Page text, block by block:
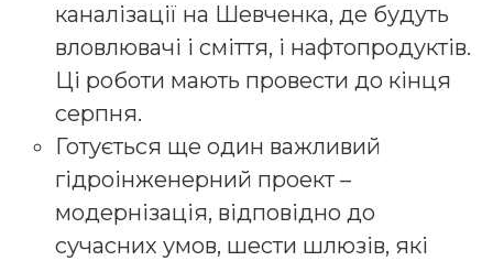
каналізації на Шевченка, де будуть
вловлювачі і сміття, і нафтопродуктів.
Ці роботи мають провести до кінця
серпня.
Готується ще один важливий
гідроінженерний проект –
модернізація, відповідно до
сучасних умов, шести шлюзів, які